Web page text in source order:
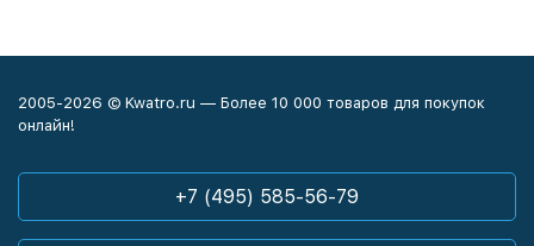
2005-2026 © Kwatro.ru — Более 10 000 товаров для покупок
онлайн!
+7 (495) 585-56-79